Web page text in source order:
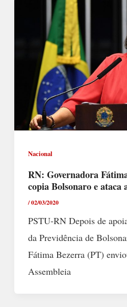
Nacional
RN: Governadora
copia Bolsonaro e ataca
/02/03/2020
PSTU-RN Depois de
da Previdência de
Fátima Bezerra (PT)
Assembleia